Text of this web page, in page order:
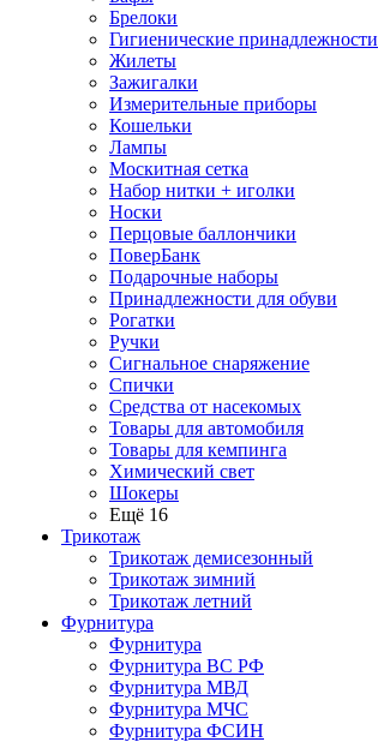
Брелоки
Гигиенические принадлежности
Жилеты
Зажигалки
Измерительные приборы
Кошельки
Лампы
Москитная сетка
Набор нитки + иголки
Носки
Перцовые баллончики
ПоверБанк
Подарочные наборы
Принадлежности для обуви
Рогатки
Ручки
Сигнальное снаряжение
Спички
Средства от насекомых
Товары для автомобиля
Товары для кемпинга
Химический свет
Шокеры
Ещё 16
Трикотаж
Трикотаж демисезонный
Трикотаж зимний
Трикотаж летний
Фурнитура
Фурнитура
Фурнитура ВС РФ
Фурнитура МВД
Фурнитура МЧС
Фурнитура ФСИН